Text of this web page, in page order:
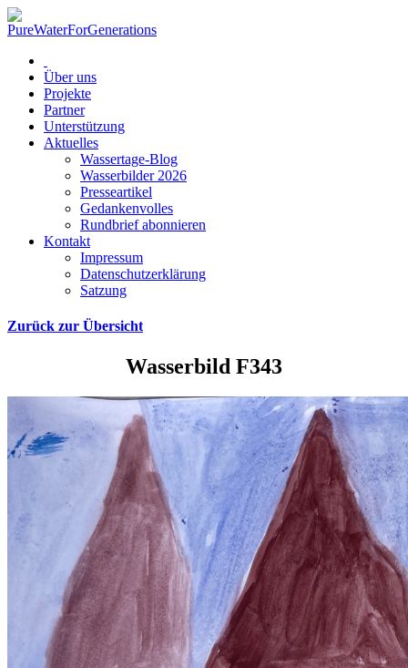
Über uns
Projekte
Partner
Unterstützung
Aktuelles
Wassertage-Blog
Wasserbilder 2026
Presseartikel
Gedankenvolles
Rundbrief abonnieren
Kontakt
Impressum
Datenschutzerklärung
Satzung
Zurück zur Übersicht
Wasserbild F343